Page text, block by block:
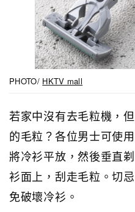
PHOTO/ HKTV mall
若家中沒有去毛粒機，
的毛粒？各位男士可使
將冷衫平放，然後垂直
衫面上，刮走毛粒。切
免破壞冷衫。